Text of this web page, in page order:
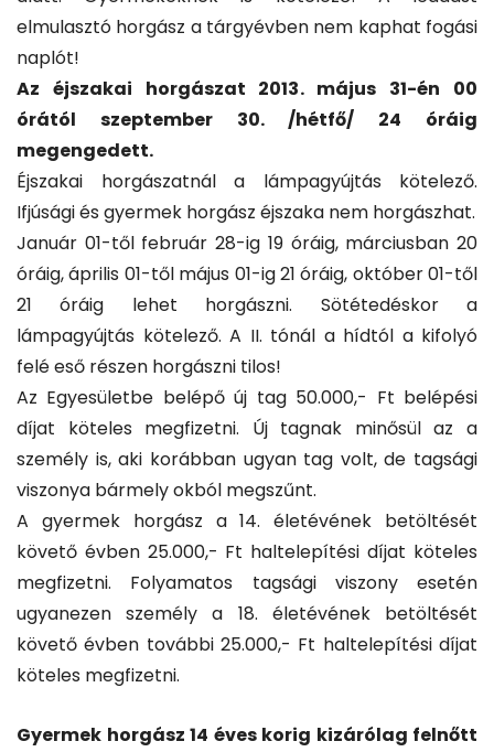
elmulasztó horgász a tárgyévben nem kaphat fogási
naplót!
Az éjszakai horgászat 2013. május 31-én 00
órától szeptember 30. /hétfő/ 24 óráig
megengedett.
Éjszakai horgászatnál a lámpagyújtás kötelező.
Ifjúsági és gyermek horgász éjszaka nem horgászhat.
Január 01-től február 28-ig 19 óráig, márciusban 20
óráig, április 01-től május 01-ig 21 óráig, október 01-től
21 óráig lehet horgászni. Sötétedéskor a
lámpagyújtás kötelező. A II. tónál a hídtól a kifolyó
felé eső részen horgászni tilos!
Az Egyesületbe belépő új tag 50.000,- Ft belépési
díjat köteles megfizetni. Új tagnak minősül az a
személy is, aki korábban ugyan tag volt, de tagsági
viszonya bármely okból megszűnt.
A gyermek horgász a 14. életévének betöltését
követő évben 25.000,- Ft haltelepítési díjat köteles
megfizetni. Folyamatos tagsági viszony esetén
ugyanezen személy a 18. életévének betöltését
követő évben további 25.000,- Ft haltelepítési díjat
köteles megfizetni.
Gyermek horgász 14 éves korig kizárólag felnőtt